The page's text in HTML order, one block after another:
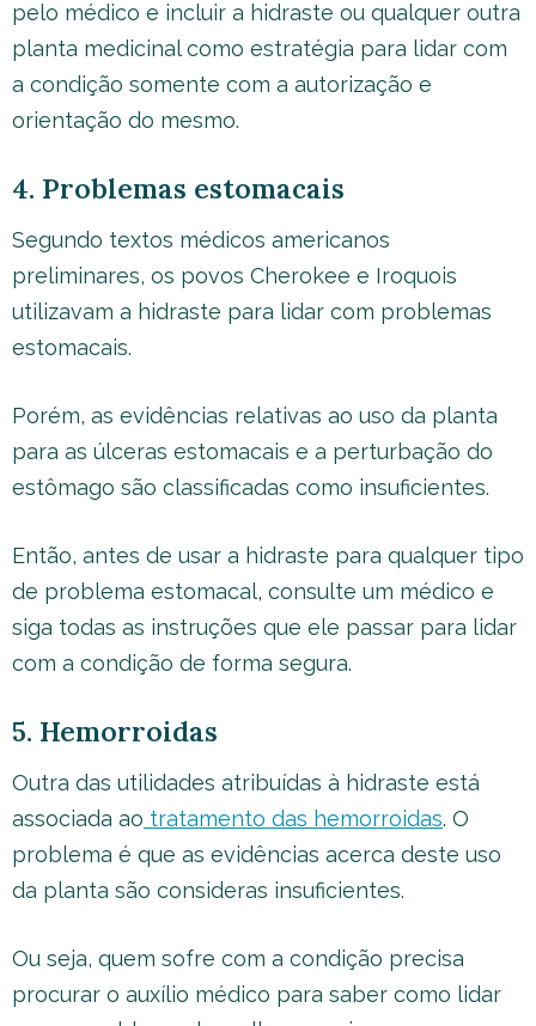
pelo médico e incluir a hidraste ou qualquer outra
planta medicinal como estratégia para lidar com
a condição somente com a autorização e
orientação do mesmo.
4. Problemas estomacais
Segundo textos médicos americanos
preliminares, os povos Cherokee e Iroquois
utilizavam a hidraste para lidar com problemas
estomacais.
Porém, as evidências relativas ao uso da planta
para as úlceras estomacais e a perturbação do
estômago são classificadas como insuficientes.
Então, antes de usar a hidraste para qualquer tipo
de problema estomacal, consulte um médico e
siga todas as instruções que ele passar para lidar
com a condição de forma segura.
5. Hemorroidas
Outra das utilidades atribuídas à hidraste está
associada ao tratamento das hemorroidas. O
problema é que as evidências acerca deste uso
da planta são consideras insuficientes.
Ou seja, quem sofre com a condição precisa
procurar o auxílio médico para saber como lidar